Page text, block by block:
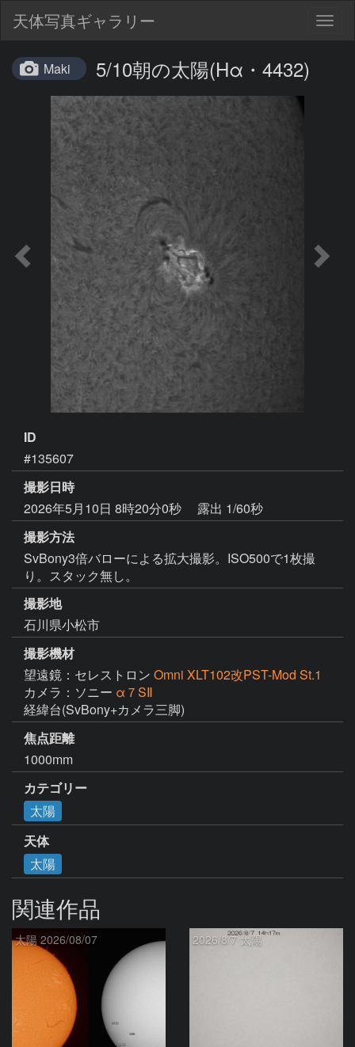
天体写真ギャラリー
Maki 5/10朝の太陽(Hα・4432)
ID
#135607
撮影日時
2026年5月10日 8時20分0秒
露出 1/60秒
撮影方法
SvBony3倍バローによる拡大撮影。ISO500で1枚撮
り。スタック無し。
撮影地
石川県小松市
撮影機材
望遠鏡：セレストロン Omni XLT102改PST-Mod St.1
カメラ：ソニー α７SⅡ
経緯台(SvBony+カメラ三脚)
焦点距離
1000mm
カテゴリー
太陽
天体
太陽
関連作品
太陽 2026/08/07 2026/8/7 太陽